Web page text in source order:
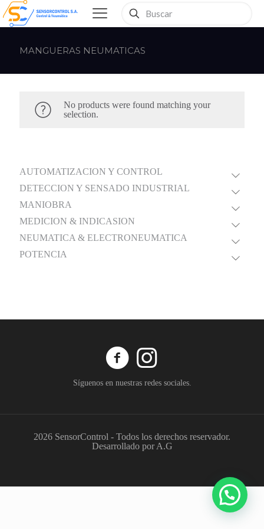
MANGUERAS NEUMATICAS
No products were found matching your
selection.
AUTOMATIZACION Y CONTROL
DETECCION Y SENSADO INDUSTRIAL
MANIOBRA
MEDICION & INDICASION
NEUMATICA & ELECTRONEUMATICA
POTENCIA
Síguenos en nuestras redes sociales.
2026 SensorControl - Todos los derechos reservador.
Desarrollado por A.G